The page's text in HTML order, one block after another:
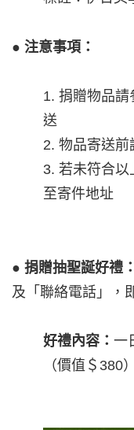
● 注意事項：
1. 捐贈物品
送
2. 物品寄送
3. 若未符合
至寄件地址
● 捐贈抽聖誕好禮：
及「聯絡電話」，
好禮內容： 一
（價值＄380）